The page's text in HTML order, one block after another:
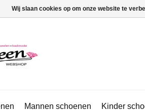
Mannen schoenen Kinder
Wij slaan cookies op om onze website te